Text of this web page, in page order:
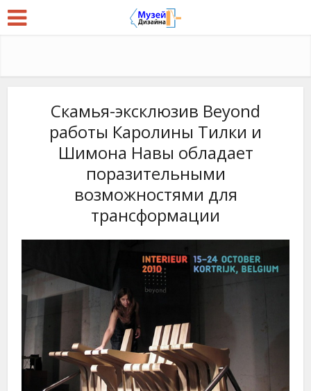
Скамья-эксклюзив Beyond
работы Каролины Тилки и
Шимона Навы обладает
поразительными
возможностями для
трансформации